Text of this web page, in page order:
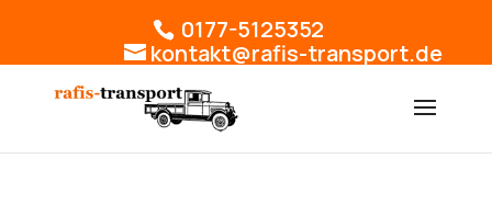
0177-5125352
kontakt@rafis-transport.de